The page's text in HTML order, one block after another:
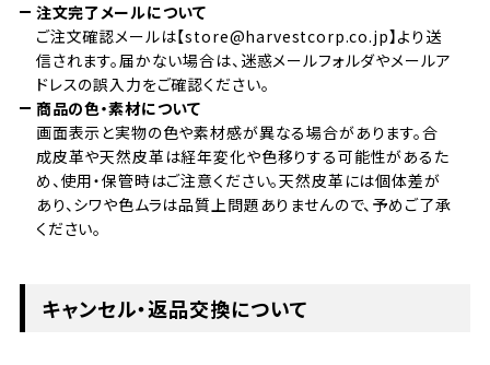
注文完了メールについて
ご注文確認メールは【store@harvestcorp.co.jp】より送
信されます。届かない場合は、迷惑メールフォルダやメールア
ドレスの誤入力をご確認ください。
商品の色・素材について
画面表示と実物の色や素材感が異なる場合があります。合
成皮革や天然皮革は経年変化や色移りする可能性があるた
め、使用・保管時はご注意ください。天然皮革には個体差が
あり、シワや色ムラは品質上問題ありませんので、予めご了承
ください。
キャンセル・返品交換について